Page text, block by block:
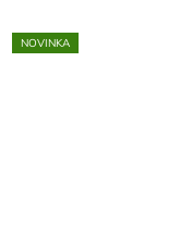
NOVINKA